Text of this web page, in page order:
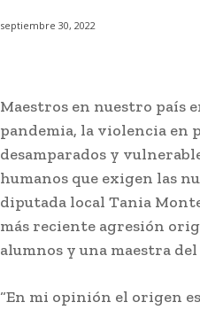
septiembre 30, 2022
Maestros en nuestro país
pandemia, la violencia en
desamparados y
humanos que exigen las
diputada local Tania
más reciente agresión
alumnos y una maestra
“En mi opinión el origen